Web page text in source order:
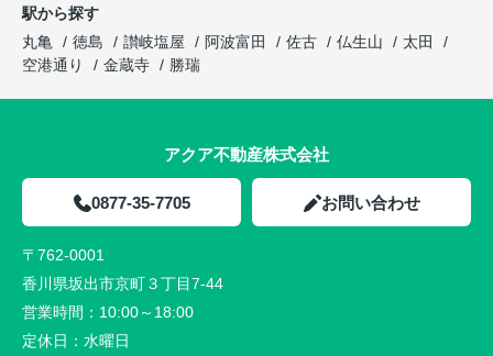
駅から探す
丸亀
徳島 讃岐塩屋 阿波富田 佐古 仏生山
太田
空港通り
金蔵寺 勝瑞
アクア不動産株式会社
0877-35-7705 お問い合わせ
〒762-0001
香川県坂出市京町３丁目7-44
営業時間： 10:00～18:00
定休日： 水曜日